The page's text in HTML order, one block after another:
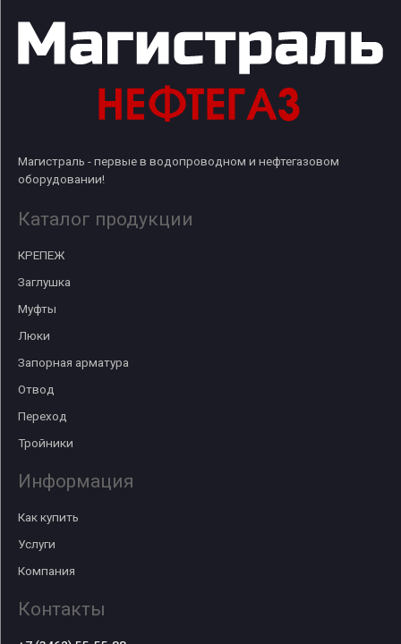
Магистраль - первые в водопроводном и нефтегазовом
оборудовании!
Каталог продукции
КРЕПЕЖ
Заглушка
Муфты
Люки
Запорная арматура
Отвод
Переход
Тройники
Информация
Как купить
Услуги
Компания
Контакты